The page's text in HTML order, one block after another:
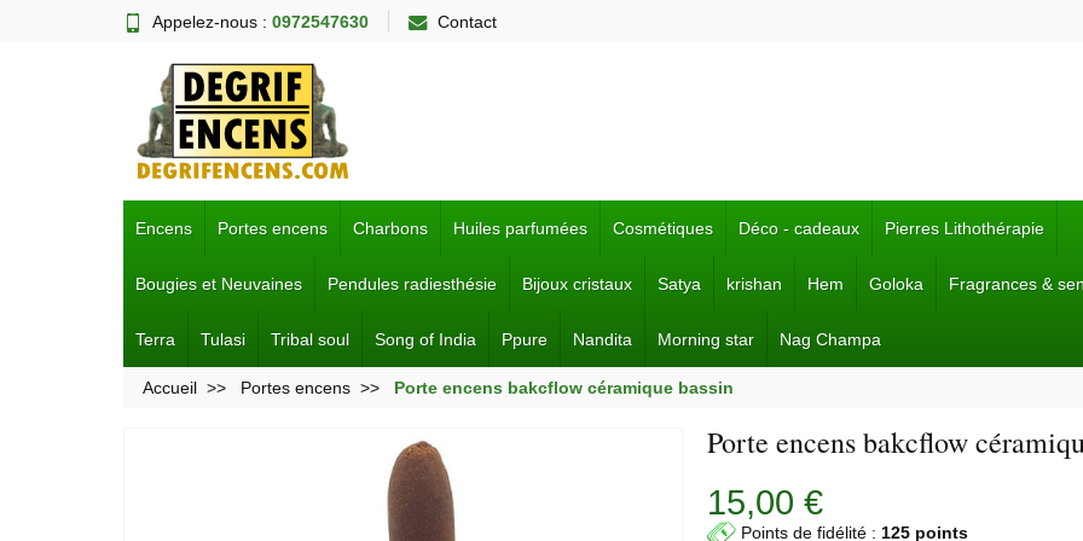
Appelez-nous : 0972547630 Contact
Encens Portes encens Charbons Huiles parfumées Cosmétiques Déco - cadeaux Pierres Lithothérapie
Bougies et Neuvaines Pendules radiesthésie Bijoux cristaux Satya krishan Hem Goloka Fragrances &
Terra Tulasi Tribal soul Song of India Ppure Nandita Morning star Nag Champa
Accueil Portes encens Porte encens bakcflow céramique bassin
Porte encens bakcflow
15,00 €
Points de fidélité : 125 points